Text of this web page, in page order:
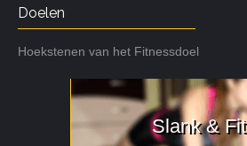
Doelen
Hoekstenen van het Fitnessdoel
Slank & Fit